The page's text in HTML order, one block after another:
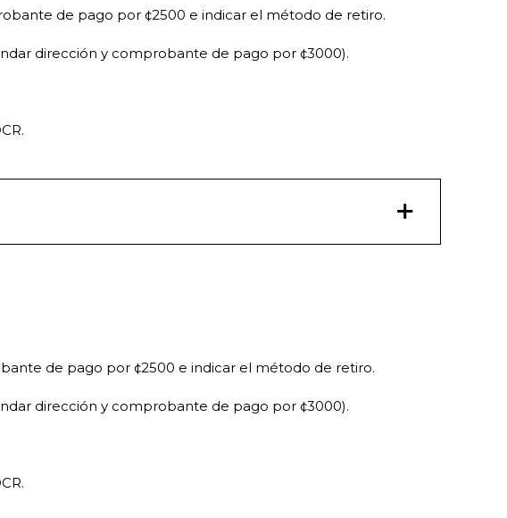
de pago por ¢2500 e indicar el método de retiro.
dirección y comprobante de pago por ¢3000).
de pago por ¢2500 e indicar el método de retiro.
dirección y comprobante de pago por ¢3000).